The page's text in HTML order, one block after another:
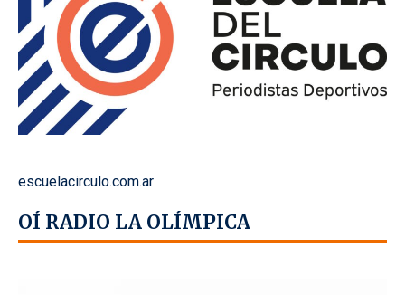
escuelacirculo.com.ar
OÍ RADIO LA OLÍMPICA